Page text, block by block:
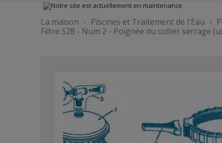
La maison Piscines et Traitement de l'Eau
Filtre S28 - Num 2 - Poignée du collier serrage